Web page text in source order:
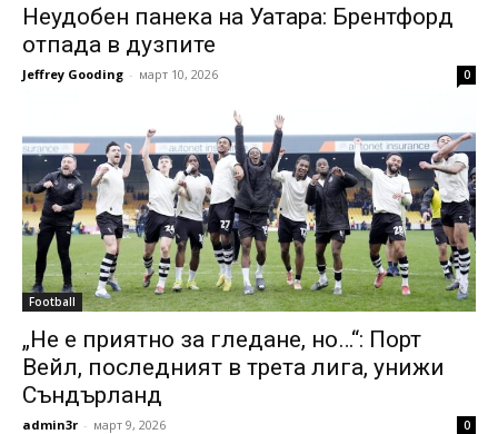
Неудобен панека на Уатара: Брентфорд
отпада в дузпите
Jeffrey Gooding - март 10, 2026 0
Football
„Не е приятно за гледане, но…“: Порт
Вейл, последният в трета лига, унижи
Съндърланд
admin3r - март 9, 2026 0